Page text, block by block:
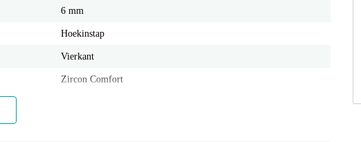
6 mm
Hoekinstap
Vierkant
Zircon Comfort